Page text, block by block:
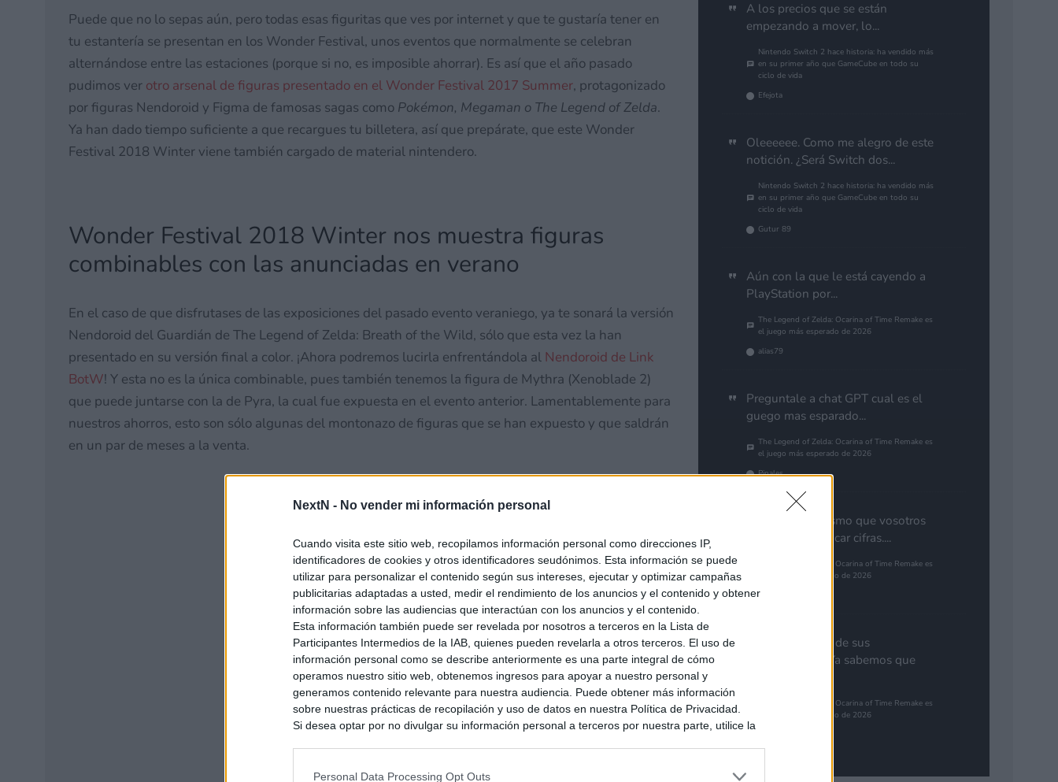
NextN - No vender mi información personal
Cuando visita este sitio web, recopilamos información personal como direcciones IP,
identificadores de cookies y otros identificadores seudónimos. Esta información se puede
utilizar para personalizar el contenido según sus intereses, ejecutar y optimizar campañas
publicitarias adaptadas a usted, medir el rendimiento de los anuncios y el contenido y obtener
información sobre las audiencias que interactúan con los anuncios y el contenido.
Esta información también puede ser revelada por nosotros a terceros en la Lista de
Participantes Intermedios de la IAB, quienes pueden revelarla a otros terceros. El uso de
información personal como se describe anteriormente es una parte integral de cómo
operamos nuestro sitio web, obtenemos ingresos para apoyar a nuestro personal y
generamos contenido relevante para nuestra audiencia. Puede obtener más información
sobre nuestras prácticas de recopilación y uso de datos en nuestra Política de Privacidad.
Si desea optar por no divulgar su información personal a terceros por nuestra parte, utilice la
intereses basados en la información personal utilizada por nosotros o en información personal
Personal Data Processing Opt Outs
Puede que no lo sepas aún, pero todas esas figuritas que ves por internet y que te gustaría tener en
tu estantería se presentan en los Wonder Festival, unos eventos que normalmente se celebran
alternándose entre las estaciones (porque si no, es imposible ahorrar). Es así que el año pasado
pudimos ver otro arsenal de figuras presentado en el Wonder Festival 2017 Summer, protagonizado
por figuras Nendoroid y Figma de famosas sagas como Pokémon, Megaman o The Legend of Zelda.
Ya han dado tiempo suficiente a que recargues tu billetera, así que prepárate, que este Wonder
Festival 2018 Winter viene también cargado de material nintendero.
Wonder Festival 2018 Winter nos muestra figuras
combinables con las anunciadas en verano
En el caso de que disfrutases de las exposiciones del pasado evento veraniego, ya te sonará la versión
Nendoroid del Guardián de The Legend of Zelda: Breath of the Wild, sólo que esta vez la han
presentado en su versión final a color. ¡Ahora podremos lucirla enfrentándola al Nendoroid de Link
BotW! Y esta no es la única combinable, pues también tenemos la figura de Mythra (Xenoblade 2)
que puede juntarse con la de Pyra, la cual fue expuesta en el evento anterior. Lamentablemente para
nuestros ahorros, esto son sólo algunas del montonazo de figuras que se han expuesto y que saldrán
en un par de meses a la venta.
A los precios que se están
empezando a mover, lo...
Nintendo Switch 2 hace historia: ha vendido más
en su primer año que GameCube en todo su
ciclo de vida
Efejota
Oleeeeee. Como me alegro de este
notición. ¿Será Switch dos...
Nintendo Switch 2 hace historia: ha vendido más
en su primer año que GameCube en todo su
ciclo de vida
Gutur 89
Aún con la que le está cayendo a
PlayStation por...
The Legend of Zelda: Ocarina of Time Remake es
el juego más esperado de 2026
alias79
Preguntale a chat GPT cual es el
guego mas esparado...
The Legend of Zelda: Ocarina of Time Remake es
el juego más esperado de 2026
Pinales
Yo pienso lo mismo que vosotros
de GTA. Cuantificar cifras....
The Legend of Zelda: Ocarina of Time Remake es
el juego más esperado de 2026
Gutur 89
Nota aclaratoria de sus
responsables: "Ya sabemos que
The Legend of Zelda: Ocarina of Time Remake es
el juego más esperado de 2026